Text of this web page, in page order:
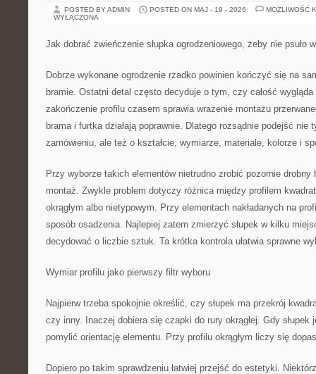
POSTED BY ADMIN POSTED ON MAJ - 19 - 2026
MOŻLIWOŚĆ
WYŁĄCZONA
Jak dobrać zwieńczenie słupka ogrodzeniowego, żeby nie psuło
Dobrze wykonane ogrodzenie rzadko powinien kończyć się na
bramie. Ostatni detal często decyduje o tym, czy całość
zakończenie profilu czasem sprawia wrażenie montażu
brama i furtka działają poprawnie. Dlatego rozsądnie podejść nie
zamówieniu, ale też o kształcie, wymiarze, materiale, kolorze i
Przy wyborze takich elementów nietrudno zrobić pozornie drobny
montaż. Zwykle problem dotyczy różnica między profilem
okrągłym albo nietypowym. Przy elementach nakładanych na
sposób osadzenia. Najlepiej zatem zmierzyć słupek w kilku
decydować o liczbie sztuk. Ta krótka kontrola ułatwia sprawne
Wymiar profilu jako pierwszy filtr wyboru
Najpierw trzeba spokojnie określić, czy słupek ma przekrój
czy inny. Inaczej dobiera się czapki do rury okrągłej. Gdy słupek
pomylić orientację elementu. Przy profilu okrągłym liczy się
Dopiero po takim sprawdzeniu łatwiej przejść do estetyki.